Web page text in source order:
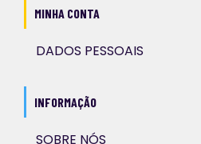
MINHA CONTA
DADOS PESSOAIS
INFORMAÇÃO
SOBRE NÓS